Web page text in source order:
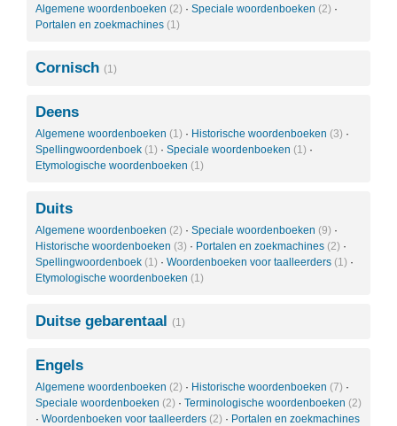
Algemene woordenboeken (2) · Speciale woordenboeken (2) ·
Portalen en zoekmachines (1)
Cornisch (1)
Deens
Algemene woordenboeken (1) · Historische woordenboeken (3) ·
Spellingwoordenboek (1) · Speciale woordenboeken (1) ·
Etymologische woordenboeken (1)
Duits
Algemene woordenboeken (2) · Speciale woordenboeken (9) ·
Historische woordenboeken (3) · Portalen en zoekmachines (2) ·
Spellingwoordenboek (1) · Woordenboeken voor taalleerders (1) ·
Etymologische woordenboeken (1)
Duitse gebarentaal (1)
Engels
Algemene woordenboeken (2) · Historische woordenboeken (7) ·
Speciale woordenboeken (2) · Terminologische woordenboeken (2)
· Woordenboeken voor taalleerders (2) · Portalen en zoekmachines